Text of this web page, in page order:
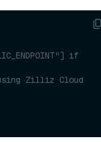
if
using Zilliz Cloud